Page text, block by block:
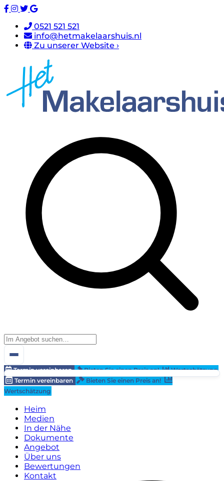
0521 521 521
info@hetmakelaarshuis.nl
Zu unserer Website ›
Termin vereinbaren Bieten Sie einen Preis an!
Wertschätzung
Termin vereinbaren
Bieten Sie einen Preis an!
Wertschätzung
Heim
Medien
In der Nähe
Dokumente
Angebot
Über uns
Bewertungen
Kontakt